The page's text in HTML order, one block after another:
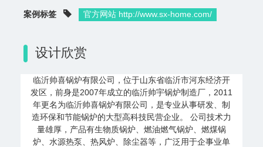
案例标签 官方网站 http://www.sx-home.com/
设计欣赏
临沂帅喜锅炉有限公司，位于山东省临沂市河东经济开
发区，前身是2007年成立的临沂帅宇锅炉制造厂，2011
年更名为临沂帅喜锅炉有限公司，是专业从事研发、制
造环保和节能锅炉的大型高科技民营企业。 公司技术力
量雄厚，产品有生物质锅炉、燃油燃气锅炉、燃煤锅
炉、水源热泵、热风炉、除尘器等，广泛用于企事业单